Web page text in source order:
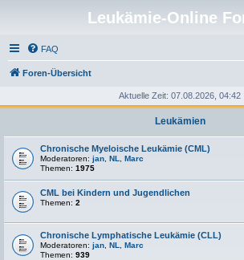
Leukämie-Online
FAQ
Foren-Übersicht
Aktuelle Zeit: 07.08.2026, 04:42
Leukämien
Chronische Myeloische Leukämie (CML)
Moderatoren: jan NL
Marc
Themen: 1975
CML bei Kindern und Jugendlichen
Themen: 2
Chronische Lymphatische Leukämie (CLL)
Moderatoren: jan NL
Marc
Themen: 939